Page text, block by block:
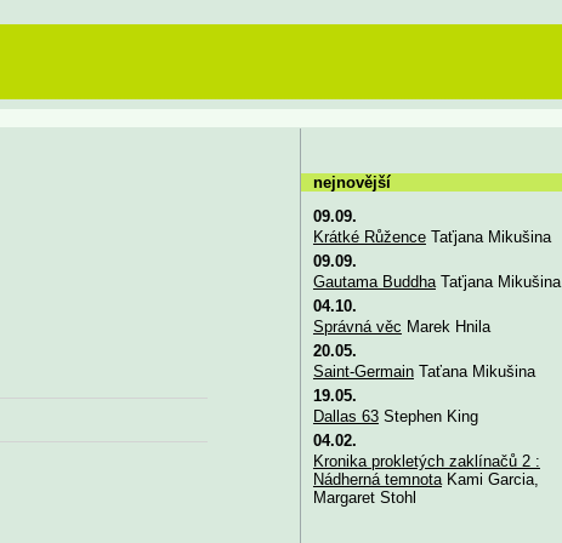
nejnovější
09.09.
Krátké RůženceTaťjana Mikušina
09.09.
Gautama BuddhaTaťjana Mikušina
04.10.
Správná věc Marek Hnila
20.05.
Saint-GermainTaťana Mikušina
19.05.
Dallas 63Stephen King
04.02.
Kronika prokletých zaklínačů 2 :
Nádherná temnotaKami Garcia,
Margaret Stohl